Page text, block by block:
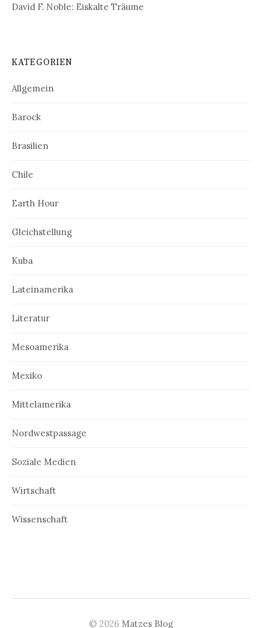
David F. Noble: Eiskalte Träume
KATEGORIEN
Allgemein
Barock
Brasilien
Chile
Earth Hour
Gleichstellung
Kuba
Lateinamerika
Literatur
Mesoamerika
Mexiko
Mittelamerika
Nordwestpassage
Soziale Medien
Wirtschaft
Wissenschaft
© 2026 Matzes Blog